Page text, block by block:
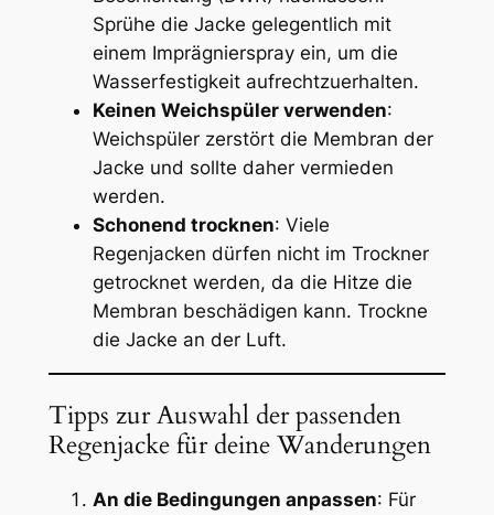
Sprühe die Jacke gelegentlich mit
einem Imprägnierspray ein, um die
Wasserfestigkeit aufrechtzuerhalten.
Keinen Weichspüler verwenden:
Weichspüler zerstört die Membran der
Jacke und sollte daher vermieden
werden.
Schonend trocknen: Viele
Regenjacken dürfen nicht im Trockner
getrocknet werden, da die Hitze die
Membran beschädigen kann. Trockne
die Jacke an der Luft.
Tipps zur Auswahl der passenden
Regenjacke für deine Wanderungen
An die Bedingungen anpassen: Für